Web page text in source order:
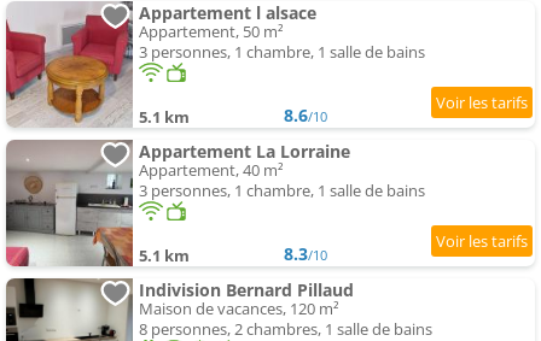
Appartement l alsace
Appartement, 50 m²
3 personnes, 1 chambre, 1 salle de bains
5.1 km 8.6/10
Appartement La Lorraine
Appartement, 40 m²
3 personnes, 1 chambre, 1 salle de bains
5.1 km 8.3/10
Indivision Bernard Pillaud
Maison de vacances, 120 m²
8 personnes, 2 chambres, 1 salle de bains